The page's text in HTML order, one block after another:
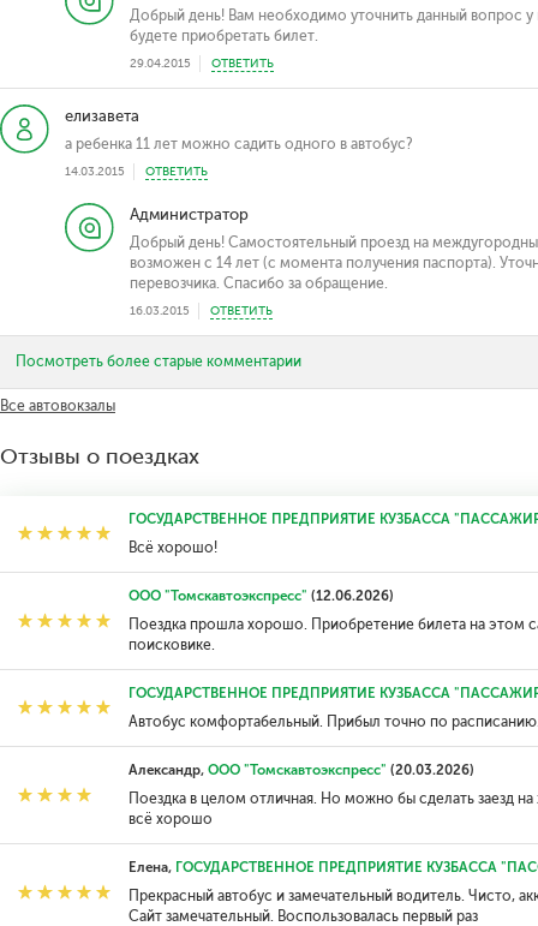
Добрый день! Вам необходимо уточнить данный вопрос у
будете приобретать билет.
29.04.2015 ОТВЕТИТЬ
елизавета
а ребенка 11 лет можно садить одного в автобус?
14.03.2015 ОТВЕТИТЬ
Администратор
Добрый день! Самостоятельный проезд на
возможен с 14 лет (с момента получения паспорта).
перевозчика. Спасибо за обращение.
16.03.2015 ОТВЕТИТЬ
Посмотреть более старые комментарии
Все автовокзалы
Отзывы о поездках
ГОСУДАРСТВЕННОЕ ПРЕДПРИЯТИЕ КУЗБАССА
Всё хорошо!
ООО "Томскавтоэкспресс" (12.06.2026)
Поездка прошла хорошо. Приобретение билета на этом
поисковике.
ГОСУДАРСТВЕННОЕ ПРЕДПРИЯТИЕ КУЗБАССА
Автобус комфортабельный. Прибыл точно по
Александр, ООО "Томскавтоэкспресс" (20.03.2026)
Поездка в целом отличная. Но можно бы сделать заезд
всё хорошо
Елена, ГОСУДАРСТВЕННОЕ ПРЕДПРИЯТИЕ КУЗБАССА
Прекрасный автобус и замечательный водитель. Чисто,
Сайт замечательный. Воспользовалась первый раз